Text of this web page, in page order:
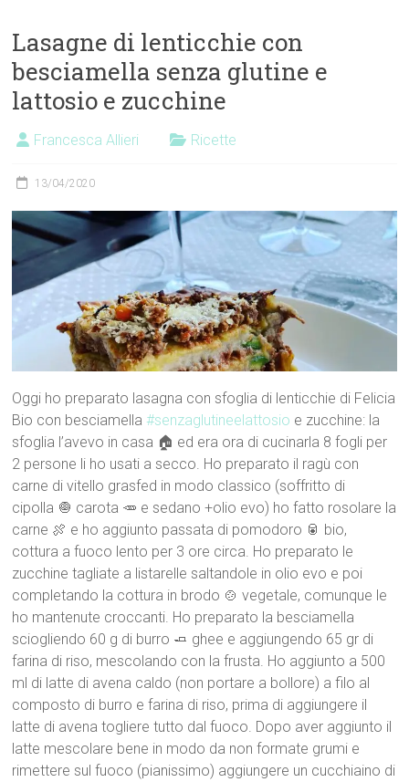
Lasagne di lenticchie con
besciamella senza glutine e
lattosio e zucchine
Francesca Allieri Ricette
13/04/2020
Oggi ho preparato lasagna con sfoglia di lenticchie di Felicia
Bio con besciamella#senzaglutineelattosio e zucchine: la
sfoglia l’avevo in casa 🏠 ed era ora di cucinarla 8 fogli per
2 persone li ho usati a secco. Ho preparato il ragù con
carne di vitello grasfed in modo classico (soffritto di
cipolla 🧅 carota 🥕 e sedano +olio evo) ho fatto rosolare la
carne 🍖 e ho aggiunto passata di pomodoro 🥫 bio,
cottura a fuoco lento per 3 ore circa. Ho preparato le
zucchine tagliate a listarelle saltandole in olio evo e poi
completando la cottura in brodo 🍲 vegetale, comunque le
ho mantenute croccanti. Ho preparato la besciamella
sciogliendo 60 g di burro 🧈 ghee e aggiungendo 65 gr di
farina di riso, mescolando con la frusta. Ho aggiunto a 500
ml di latte di avena caldo (non portare a bollore) a filo al
composto di burro e farina di riso, prima di aggiungere il
latte di avena togliere tutto dal fuoco. Dopo aver aggiunto il
latte mescolare bene in modo da non formate grumi e
rimettere sul fuoco (pianissimo) aggiungere un cucchiaino di